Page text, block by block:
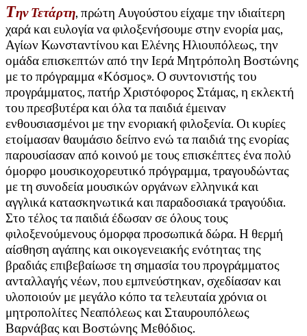
Την Τετάρτη, πρώτη Αυγούστου είχαμε την ιδιαίτερη
χαρά και ευλογία να φιλοξενήσουμε στην ενορία μας,
Αγίων Κωνσταντίνου και Ελένης Ηλιουπόλεως, την
ομάδα επισκεπτών από την Ιερά Μητρόπολη Βοστώνης
με το πρόγραμμα «Κόσμος». Ο συντονιστής του
προγράμματος, πατήρ Χριστόφορος Στάμας, η εκλεκτή
του πρεσβυτέρα και όλα τα παιδιά έμειναν
ενθουσιασμένοι με την ενοριακή φιλοξενία. Οι κυρίες
ετοίμασαν θαυμάσιο δείπνο ενώ τα παιδιά της ενορίας
παρουσίασαν από κοινού με τους επισκέπτες ένα πολύ
όμορφο μουσικοχορευτικό πρόγραμμα, τραγουδώντας
με τη συνοδεία μουσικών οργάνων ελληνικά και
αγγλικά κατασκηνωτικά και παραδοσιακά τραγούδια.
Στο τέλος τα παιδιά έδωσαν σε όλους τους
φιλοξενούμενους όμορφα προσωπικά δώρα. Η θερμή
αίσθηση αγάπης και οικογενειακής ενότητας της
βραδιάς επιβεβαίωσε τη σημασία του προγράμματος
ανταλλαγής νέων, που εμπνεύστηκαν, σχεδίασαν και
υλοποιούν με μεγάλο κόπο τα τελευταία χρόνια οι
μητροπολίτες Νεαπόλεως και Σταυρουπόλεως
Βαρνάβας και Βοστώνης Μεθόδιος.